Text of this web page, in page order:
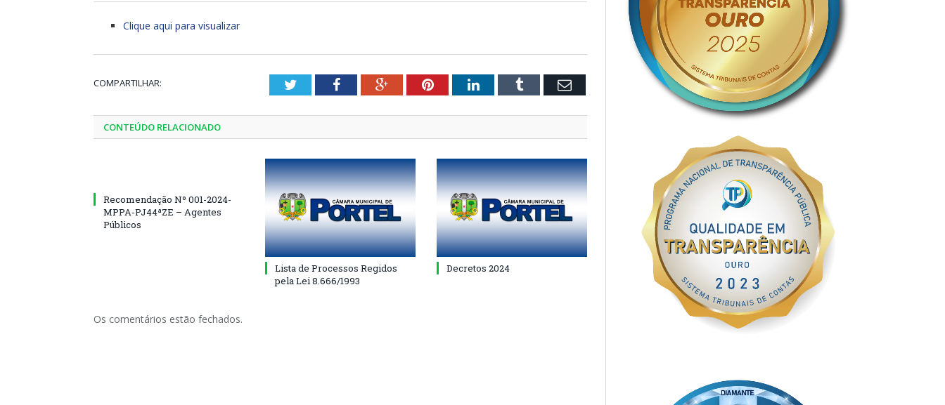
Clique aqui para visualizar
COMPARTILHAR: TwitterFacebookGoogle+PinterestLinkedInTumblr Email
CONTEÚDO RELACIONADO
Recomendação Nº 001-2024-
MPPA-PJ44ªZE – Agentes
Públicos
Lista de Processos Regidos
pela Lei 8.666/1993
Decretos 2024
Os comentários estão fechados.